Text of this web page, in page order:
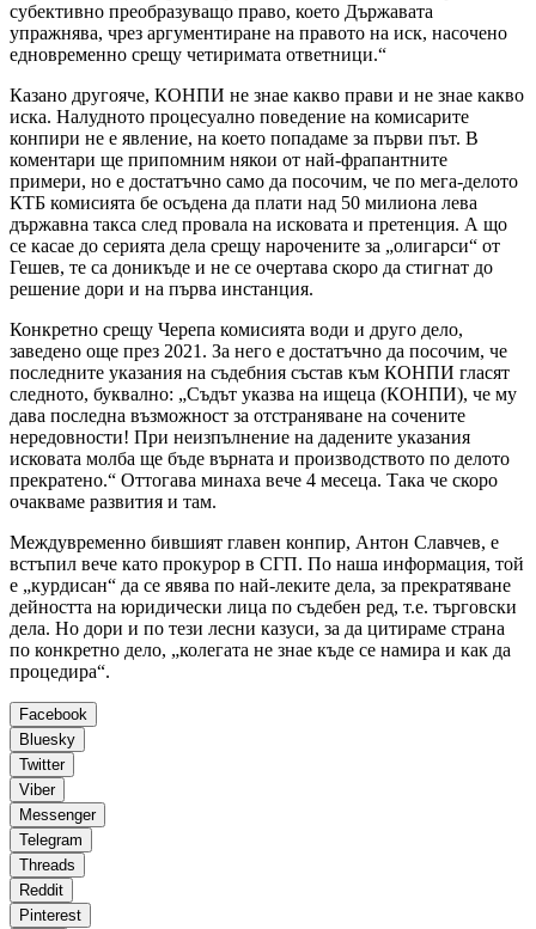
субективно преобразуващо право, което Държавата
упражнява, чрез аргументиране на правото на иск, насочено
едновременно срещу четиримата ответници.“
Казано другояче, КОНПИ не знае какво прави и не знае какво
иска. Налудното процесуално поведение на комисарите
конпири не е явление, на което попадаме за първи път. В
коментари ще припомним някои от най-фрапантните
примери, но е достатъчно само да посочим, че по мега-делото
КТБ комисията бе осъдена да плати над 50 милиона лева
държавна такса след провала на исковата и претенция. А що
се касае до серията дела срещу нарочените за „олигарси“ от
Гешев, те са доникъде и не се очертава скоро да стигнат до
решение дори и на първа инстанция.
Конкретно срещу Черепа комисията води и друго дело,
заведено още през 2021. За него е достатъчно да посочим, че
последните указания на съдебния състав към КОНПИ гласят
следното, буквално: „Съдът указва на ищеца (КОНПИ), че му
дава последна възможност за отстраняване на сочените
нередовности! При неизпълнение на дадените указания
исковата молба ще бъде върната и производството по делото
прекратено.“ Оттогава минаха вече 4 месеца. Така че скоро
очакваме развития и там.
Междувременно бившият главен конпир, Антон Славчев, е
встъпил вече като прокурор в СГП. По наша информация, той
е „курдисан“ да се явява по най-леките дела, за прекратяване
дейността на юридически лица по съдебен ред, т.е. търговски
дела. Но дори и по тези лесни казуси, за да цитираме страна
по конкретно дело, „колегата не знае къде се намира и как да
процедира“.
Facebook
Bluesky
Twitter
Viber
Messenger
Telegram
Threads
Reddit
Pinterest